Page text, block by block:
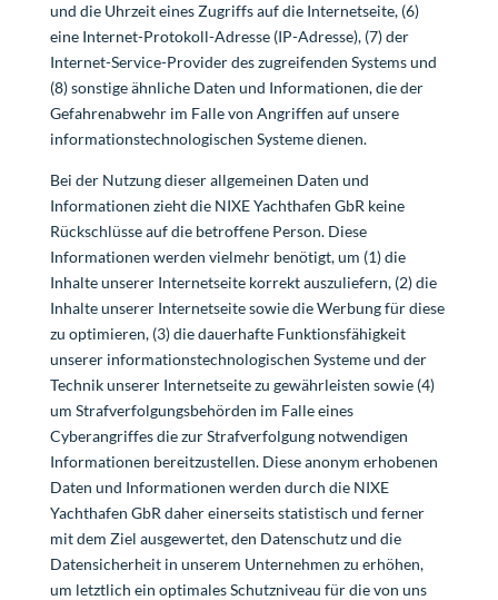
und die Uhrzeit eines Zugriffs auf die Internetseite, (6)
eine Internet-Protokoll-Adresse (IP-Adresse), (7) der
Internet-Service-Provider des zugreifenden Systems und
(8) sonstige ähnliche Daten und Informationen, die der
Gefahrenabwehr im Falle von Angriffen auf unsere
informationstechnologischen Systeme dienen.
Bei der Nutzung dieser allgemeinen Daten und
Informationen zieht die NIXE Yachthafen GbR keine
Rückschlüsse auf die betroffene Person. Diese
Informationen werden vielmehr benötigt, um (1) die
Inhalte unserer Internetseite korrekt auszuliefern, (2) die
Inhalte unserer Internetseite sowie die Werbung für diese
zu optimieren, (3) die dauerhafte Funktionsfähigkeit
unserer informationstechnologischen Systeme und der
Technik unserer Internetseite zu gewährleisten sowie (4)
um Strafverfolgungsbehörden im Falle eines
Cyberangriffes die zur Strafverfolgung notwendigen
Informationen bereitzustellen. Diese anonym erhobenen
Daten und Informationen werden durch die NIXE
Yachthafen GbR daher einerseits statistisch und ferner
mit dem Ziel ausgewertet, den Datenschutz und die
Datensicherheit in unserem Unternehmen zu erhöhen,
um letztlich ein optimales Schutzniveau für die von uns